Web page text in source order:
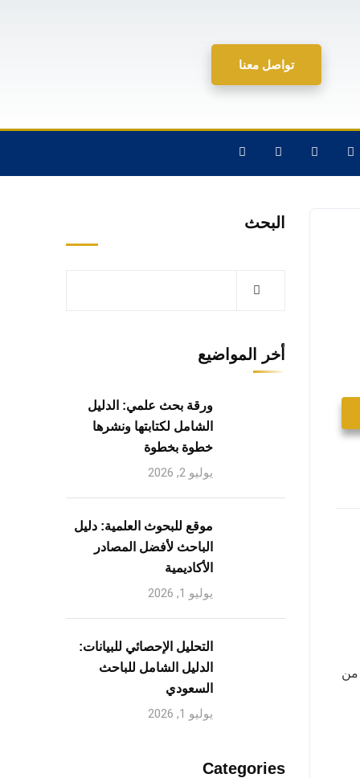
تواصل معنا
من
البحث
أخر المواضيع
ورقة بحث علمي: الدليل
الشامل لكتابتها ونشرها
خطوة بخطوة
يوليو 2, 2026
موقع للبحوث العلمية: دليل
الباحث لأفضل المصادر
الأكاديمية
يوليو 1, 2026
التحليل الإحصائي للبيانات:
الدليل الشامل للباحث
السعودي
يوليو 1, 2026
Categories